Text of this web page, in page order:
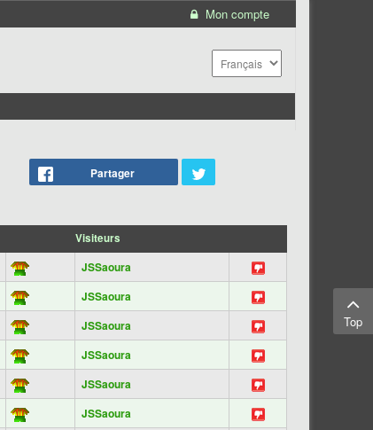
Mon compte
Partager
Visiteurs
JSSaoura
JSSaoura
JSSaoura
JSSaoura
JSSaoura
JSSaoura
Top